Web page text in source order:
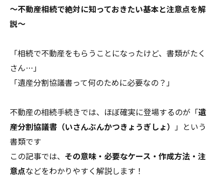
～不動産相続で絶対に知っておきたい基本と注意点を解
説～
「相続で不動産をもらうことになったけど、書類がたく
さん…」
「遺産分割協議書って何のために必要なの？」
不動産の相続手続きでは、ほぼ確実に登場するのが「遺
産分割協議書（いさんぶんかつきょうぎしょ） 」という
書類です
この記事では、 その意味・必要なケース・作成方法・注
意点などをわかりやすく解説します！